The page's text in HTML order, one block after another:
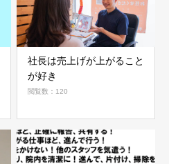
社長は売上げが上がること
が好き
閲覧数：120